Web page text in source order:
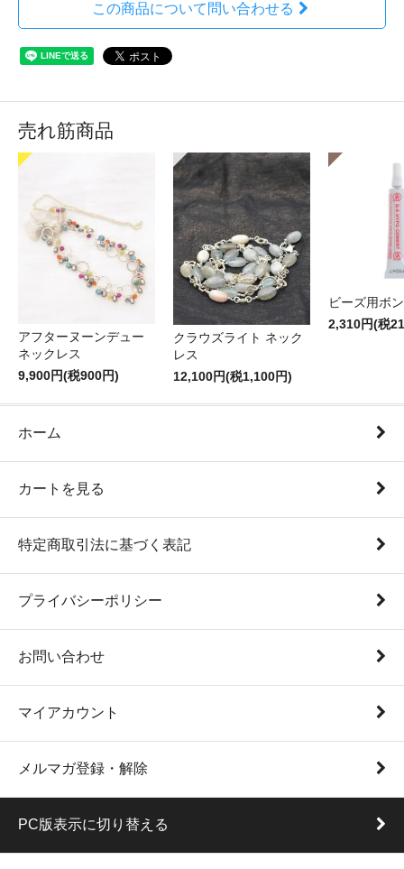
この商品について問い合わせる
売れ筋商品
アフターヌーンデュー
ネックレス
9,900円(税900円)
クラウズライト ネック
レス
12,100円(税1,100円)
ビーズ用ボ
2,310円(税
ホーム
カートを見る
特定商取引法に基づく表記
プライバシーポリシー
お問い合わせ
マイアカウント
メルマガ登録・解除
PC版表示に切り替える